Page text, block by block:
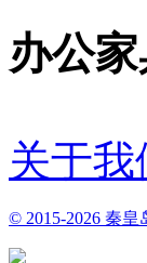
办公
关于我
© 2015-2026 秦